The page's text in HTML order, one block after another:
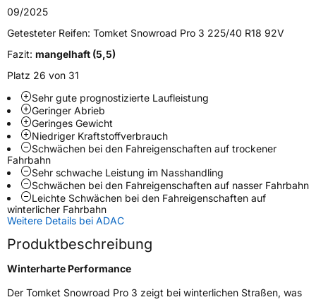
M+SJa
VerstärktXL
EU Label
EffizienzD
NasshaftungC
Rollgeräusch (Klasse)B
Rollgeräusch (dB) 72
FahrzeugklasseC1
09/2025
Getesteter Reifen: Tomket Snowroad Pro 3 225/40 R18 92V
Fazit: mangelhaft (5,5)
Platz 26 von 31
Sehr gute prognostizierte Laufleistung
Geringer Abrieb
Geringes Gewicht
Niedriger Kraftstoffverbrauch
Schwächen bei den Fahreigenschaften auf trockener
Fahrbahn
Sehr schwache Leistung im Nasshandling
Schwächen bei den Fahreigenschaften auf nasser Fahrbahn
Leichte Schwächen bei den Fahreigenschaften auf
winterlicher Fahrbahn
Weitere Details bei ADAC
Produktbeschreibung
Winterharte Performance
Der Tomket Snowroad Pro 3 zeigt bei winterlichen Straßen, was